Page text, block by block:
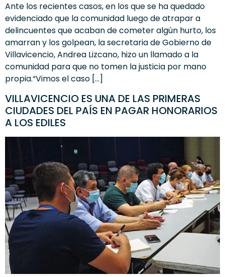
Ante los recientes casos, en los que se ha quedado
evidenciado que la comunidad luego de atrapar a
delincuentes que acaban de cometer algún hurto, los
amarran y los golpean, la secretaria de Gobierno de
Villavicencio, Andrea Lizcano, hizo un llamado a la
comunidad para que no tomen la justicia por mano
propia.“Vimos el caso […]
VILLAVICENCIO ES UNA DE LAS PRIMERAS
CIUDADES DEL PAÍS EN PAGAR HONORARIOS
A LOS EDILES